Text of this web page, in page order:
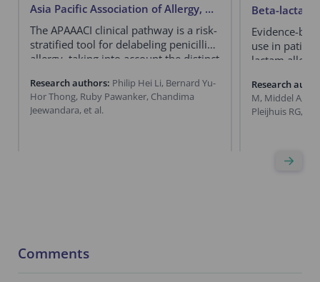
Asia Pacific Association of Allergy, Asthma and Clinical Immunology (APAAACI) Clinical Pathway
The APAAACI clinical pathway is a risk-
stratified tool for delabeling penicillin
allergy, taking into account the distinct
profiles, and disparities of allergy
services or facilities within the Asia
Pacific.
Research authors: Philip Hei Li, Bernard Yu-
Hor Thong, Ruby Pawanker, Chandima
Jeewandara, et al.
Evidence-
use in
lactam
Research
M, Middel A,
Pleijhuis RG,
Comments